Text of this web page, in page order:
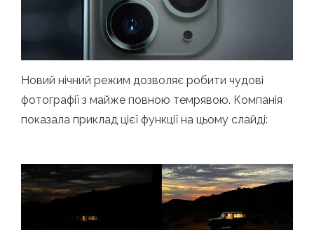
Новий нічний режим дозволяє робити чудові
фотографії з майже повною темрявою. Компанія
показала приклад цієї функції на цьому слайді: